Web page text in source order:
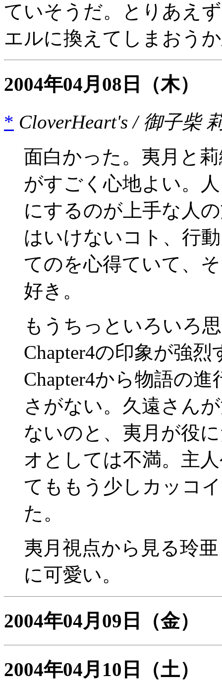
ていそうだ。とりあえ
エルに換えてしまおう
2004年04月08日
（木）
* CloverHeart's / 御子柴
面白かった。夷月と
がすごく心地よい。
にするのが上手な人
はいけないコト、行
てのを心得ていて、
好き。
もうちっといろいろ
Chapter4の印象が強
Chapter4から物語の
さがない。久遠さん
ないのと、夷月が役
オとしては不満。主
てももう少しカッコ
た。
夷月視点から見る玲
に可愛い。
2004年04月09日 （金）
2004年04月10日 （土）